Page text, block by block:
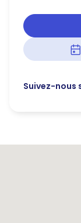
Suivez-nous